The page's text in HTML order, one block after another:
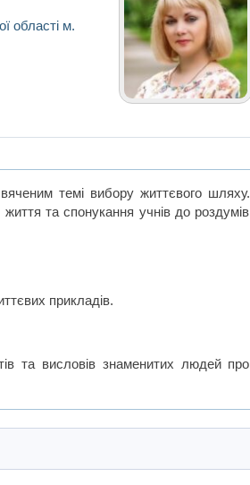
області м.
темі вибору життєвого шляху.
життя та спонукання учнів до роздумів
прикладів.
та висловів знаменитих людей про